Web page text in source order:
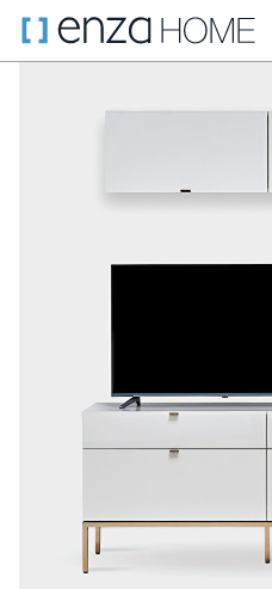
Главная страница ТВ-стеллажи